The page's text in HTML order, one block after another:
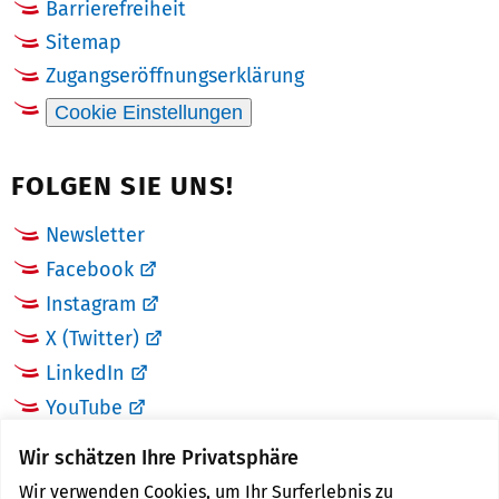
Wir schätzen Ihre Privatsphäre
Wir verwenden Cookies, um Ihr Surferlebnis zu
Barrierefreiheit
Sitemap
Zugangseröffnungserklärung
Cookie Einstellungen
FOLGEN SIE UNS!
Newsletter
Facebook
Instagram
X (Twitter)
LinkedIn
YouTube
LINKS